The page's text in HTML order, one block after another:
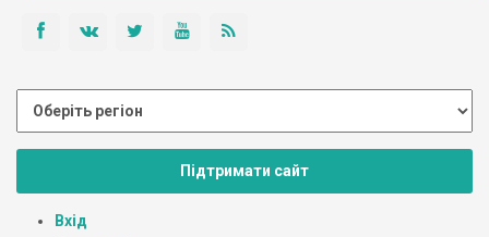
Підтримати сайт
Вхід